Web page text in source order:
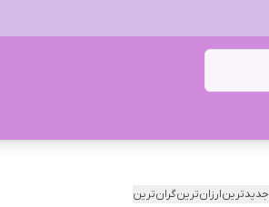
جدیدترینارزان‌ترینگران‌ترین